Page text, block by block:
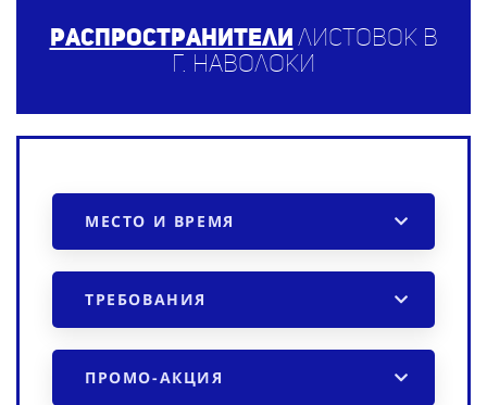
Распространители листовок в
г. Наволоки
МЕСТО И ВРЕМЯ
ТРЕБОВАНИЯ
ПРОМО-АКЦИЯ